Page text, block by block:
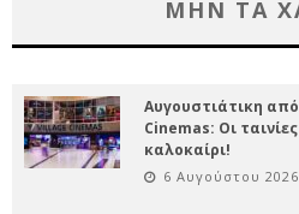
ΜΗΝ ΤΑ
Αυγουστιάτικη
Cinemas: Οι
καλοκαίρι!
6 Αυγούστου 2026